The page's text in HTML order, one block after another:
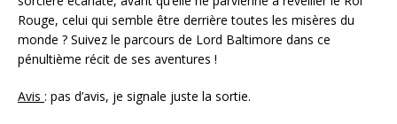
Rouge, celui qui semble être derrière toutes les misères du
monde ? Suivez le parcours de Lord Baltimore dans ce
pénultième récit de ses aventures !
Avis : pas d’avis, je signale juste la sortie.